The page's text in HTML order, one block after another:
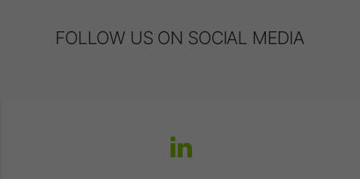
FOLLOW US ON SOCIAL MEDIA